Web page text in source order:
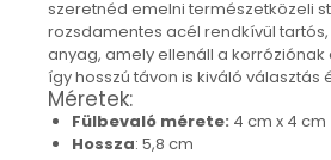
Nyaklánc / Medál
Fülbevaló
Ékszer szett
Karperec
Fémmentes ékszerek
szeretnéd emelni természetközeli
rozsdamentes acél rendkívül
anyag, amely ellenáll a korróziónak
így hosszú távon is kiváló választás
Méretek:
Fülbevaló mérete: 4 cm x 4 cm
Hossza: 5,8 cm